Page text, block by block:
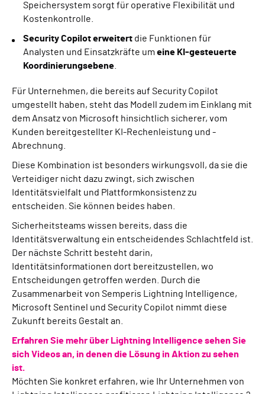
Speichersystem sorgt für operative Flexibilität und
Kostenkontrolle.
Security Copilot erweitert die Funktionen für
Analysten und Einsatzkräfte um eine KI-gesteuerte
Koordinierungsebene
Für Unternehmen, die bereits auf Security Copilot
umgestellt haben, steht das Modell zudem im Einklang mit
dem Ansatz von Microsoft hinsichtlich sicherer, vom
Kunden bereitgestellter KI-Rechenleistung und -
Abrechnung.
Diese Kombination ist besonders wirkungsvoll, da sie die
Verteidiger nicht dazu zwingt, sich zwischen
Identitätsvielfalt und Plattformkonsistenz zu
entscheiden. Sie können beides haben.
Sicherheitsteams wissen bereits, dass die
Identitätsverwaltung ein entscheidendes Schlachtfeld ist.
Der nächste Schritt besteht darin,
Identitätsinformationen dort bereitzustellen, wo
Entscheidungen getroffen werden. Durch die
Zusammenarbeit von Semperis Lightning Intelligence,
Microsoft Sentinel und Security Copilot nimmt diese
Zukunft bereits Gestalt an.
Erfahren Sie mehr über Lightning Intelligence sehen Sie
sich Videos an, in denen die Lösung in Aktion zu sehen
ist.
Möchten Sie konkret erfahren, wie Ihr Unternehmen von